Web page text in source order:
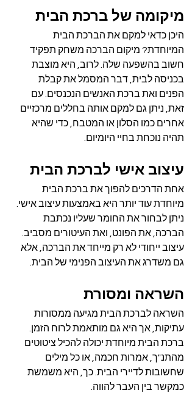
מיקומה של ברכת הבית
היכן כדאי למקם את הברכת הבית
המיוחדת? מיקום הברכה משחק תפקיד
חשוב בהשפעה שלה. לרוב, היא מוצבת
בכניסה לבית, דבר המסמל את קבלת
הפנים ואת ברכת האנשים הנכנסים. עם
זאת, ניתן גם למקם אותה בחללים מרכזיים
אחרים כמו הסלון או המטבח, כדי שהיא
תהיה נוכחת בחיי היומיום.
עיצוב אישי לברכת הבית
אחת הדרכים להפוך את ברכת הבית
מיוחדת עוד יותר היא באמצעות עיצוב אישי.
ניתן לבחור את החומר שעליו נכתבת
הברכה, את הפונט, ואת העיטורים מסביב.
עיצוב ייחודי לא רק מייחד את הברכה, אלא
גם משדרג את העיצוב הפנימי של הבית.
השראה ומסורת
השראה לברכת הבית מגיעה ממסורות
עתיקות, אך היא גם מותאמת לרוח הזמן.
ברכת הבית מיוחדת יכולה להכיל ציטוטים
מהתנ"ך, אמרות חכמה, או כל מילים
שחשובות לדיירי הבית. כך, היא משמשת
כמקשר בין העבר להווה.